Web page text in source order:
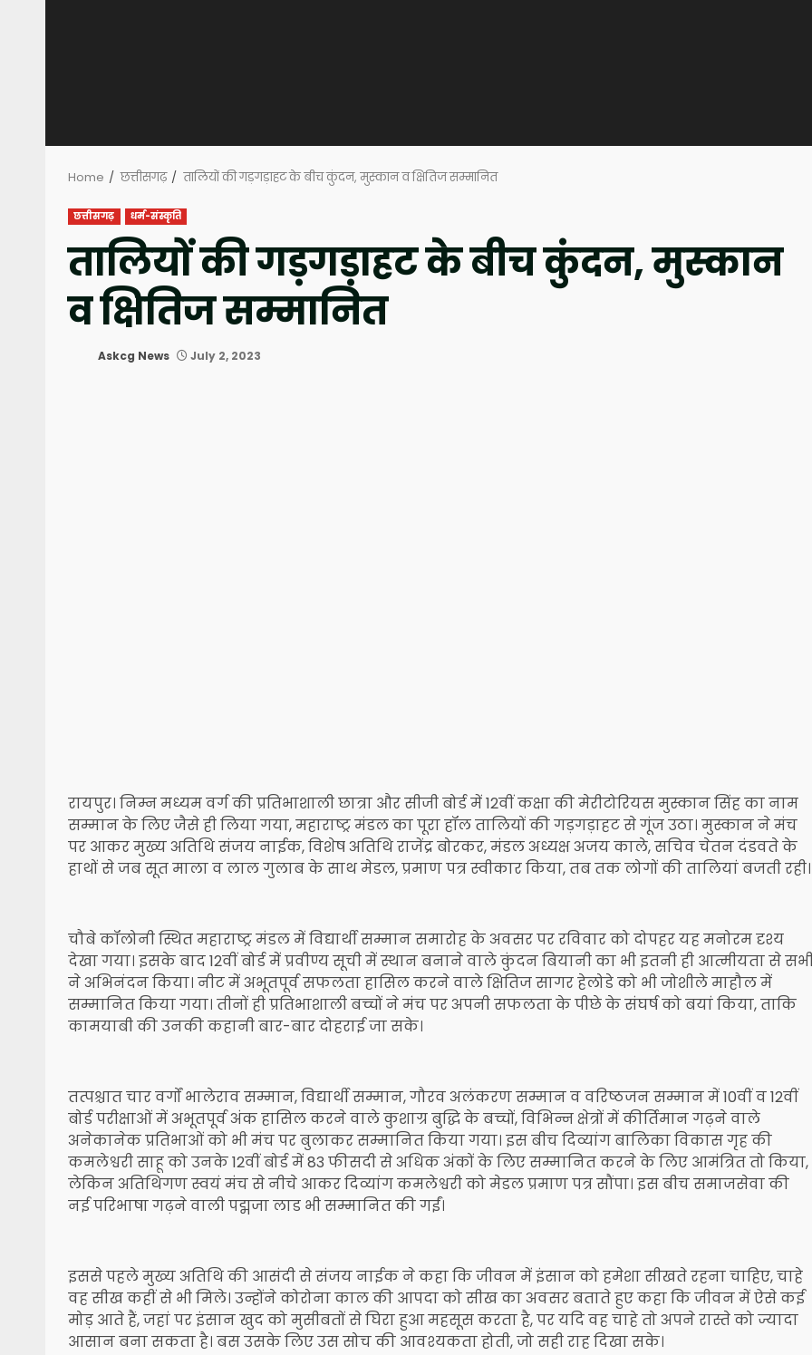
Home छत्तीसगढ़ तालियों की गड़गड़ाहट के बीच कुंदन, मुस्कान व क्षितिज सम्मानित
छत्तीसगढ़ धर्म-संस्कृति
तालियों की गड़गड़ाहट के बीच कुंदन, मुस्कान
व क्षितिज सम्मानित
Askcg News July 2, 2023
रायपुर। निम्न मध्यम वर्ग की प्रतिभाशाली छात्रा और सीजी बोर्ड में 12वीं कक्षा की मेरीटोरियस मुस्कान सिंह का नाम
सम्मान के लिए जैसे ही लिया गया, महाराष्ट्र मंडल का पूरा हॉल तालियों की गड़गड़ाहट से गूंज उठा। मुस्कान ने मंच
पर आकर मुख्य अतिथि संजय नाईक, विशेष अतिथि राजेंद्र बोरकर, मंडल अध्यक्ष अजय काले, सचिव चेतन दंडवते के
हाथों से जब सूत माला व लाल गुलाब के साथ मेडल, प्रमाण पत्र स्वीकार किया, तब तक लोगों की तालियां बजती रही।
चौबे कॉलोनी स्थित महाराष्ट्र मंडल में विद्यार्थी सम्मान समारोह के अवसर पर रविवार को दोपहर यह मनोरम दृश्य
देखा गया। इसके बाद 12वीं बोर्ड में प्रवीण्य सूची में स्थान बनाने वाले कुंदन बियानी का भी इतनी ही आत्मीयता से
ने अभिनंदन किया। नीट में अभूतपूर्व सफलता हासिल करने वाले क्षितिज सागर हेलोडे को भी जोशीले माहौल में
सम्मानित किया गया। तीनों ही प्रतिभाशाली बच्चों ने मंच पर अपनी सफलता के पीछे के संघर्ष को बयां किया, ताकि
कामयाबी की उनकी कहानी बार-बार दोहराई जा सके।
तत्पश्चात चार वर्गों भालेराव सम्मान, विद्यार्थी सम्मान, गौरव अलंकरण सम्मान व वरिष्ठजन सम्मान में 10वीं व 12वीं
बोर्ड परीक्षाओं में अभूतपूर्व अंक हासिल करने वाले कुशाग्र बुद्धि के बच्चों, विभिन्न क्षेत्रों में कीर्तिमान गढ़ने वाले
अनेकानेक प्रतिभाओं को भी मंच पर बुलाकर सम्मानित किया गया। इस बीच दिव्यांग बालिका विकास गृह की
कमलेश्वरी साहू को उनके 12वीं बोर्ड में 83 फीसदी से अधिक अंकों के लिए सम्मानित करने के लिए आमंत्रित तो किया,
लेकिन अतिथिगण स्वयं मंच से नीचे आकर दिव्यांग कमलेश्वरी को मेडल प्रमाण पत्र सौंपा। इस बीच समाजसेवा की
नई परिभाषा गढ़ने वाली पद्मजा लाड भी सम्मानित की गईं।
इससे पहले मुख्य अतिथि की आसंदी से संजय नाईक ने कहा कि जीवन में इंसान को हमेशा सीखते रहना चाहिए, चाहे
वह सीख कहीं से भी मिले। उन्होंने कोरोना काल की आपदा को सीख का अवसर बताते हुए कहा कि जीवन में ऐसे कई
मोड़ आते हैं, जहां पर इंसान खुद को मुसीबतों से घिरा हुआ महसूस करता है, पर यदि वह चाहे तो अपने रास्ते को ज्यादा
आसान बना सकता है। बस उसके लिए उस सोच की आवश्यकता होती, जो सही राह दिखा सके।